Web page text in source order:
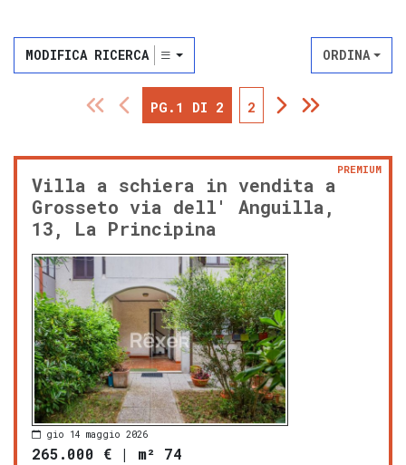
MODIFICA RICERCA ORDINA
PG.1 DI 2 2
Villa a schiera in vendita a
Grosseto via dell' Anguilla,
13, La Principina
PREMIUM
gio 14 maggio 2026
265.000 € | m² 74